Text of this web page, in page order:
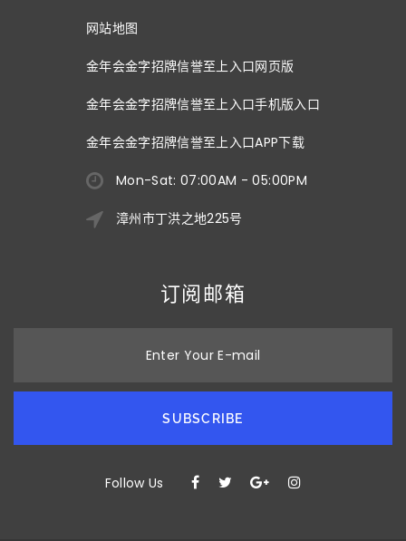
网站地图
金年会金字招牌信誉至上入口网页版
金年会金字招牌信誉至上入口手机版入口
金年会金字招牌信誉至上入口APP下载
Mon-Sat: 07:00AM - 05:00PM
漳州市丁洪之地225号
订阅邮箱
Enter Your E-mail
SUBSCRIBE
Follow Us